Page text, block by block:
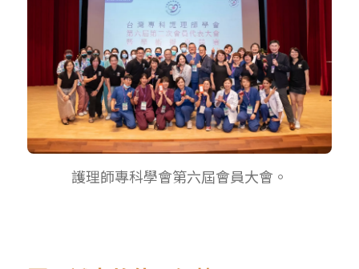
護理師專科學會第六屆會員大會。